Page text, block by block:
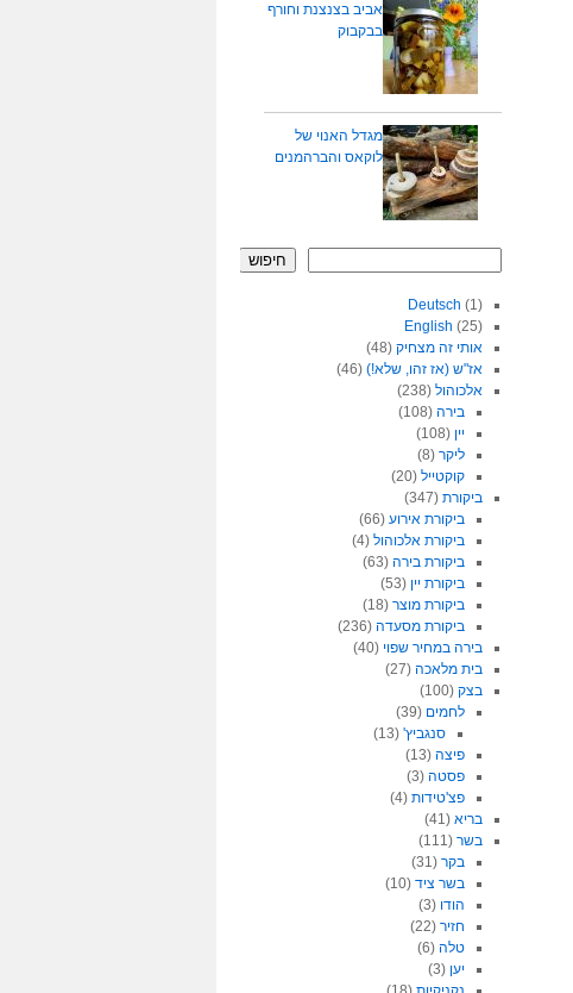
אביב בצנצנת וחורף
בבקבוק
מגדל האנוי של
לוקאס והברהמנים
חיפוש
Deutsch (1)
English (25)
אותי זה מצחיק(48)
אז"ש (אז זהו, שלא!)(46)
אלכוהול(238)
בירה (108)
יין (108)
ליקר (8)
קוקטייל (20)
ביקורת(347)
ביקורת אירוע (66)
ביקורת אלכוהול (4)
ביקורת בירה (63)
ביקורת יין (53)
ביקורת מוצר (18)
ביקורת מסעדה (236)
בירה במחיר שפוי (40)
בית מלאכה(27)
בצק(100)
לחמים (39)
סנגביץ'(13)
פיצה (13)
פסטה (3)
פצ'טידות (4)
בריא(41)
בשר(111)
בקר (31)
בשר ציד (10)
הודו (3)
חזיר (22)
טלה (6)
יען (3)